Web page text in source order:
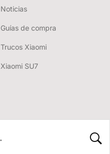
Noticias
Guías de compra
Trucos Xiaomi
Xiaomi SU7